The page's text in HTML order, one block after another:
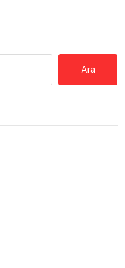
Ara